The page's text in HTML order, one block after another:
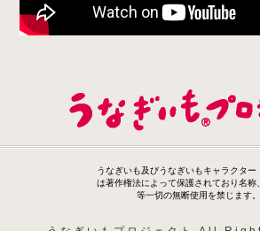
うなぎいも及びうなぎいもキャラクター
は著作権法によって保護されており名称
等一切の無断使用を禁じます。